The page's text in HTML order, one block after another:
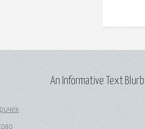
An Informative Text Blurb